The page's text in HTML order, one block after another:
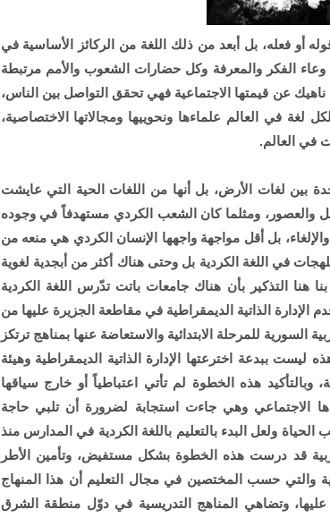
أو فعله، بل أبعد من ذلك اللغة من الركائز الأساسية في
الفكر والمعرفة وكل حضارات الشعوب والأمم مرتبطة
عن قيمتها الاجتماعية فهي تحقق التواصل بين الناس،
لغة في العالم علماءها ونحوييها ومجالاتها الاختصاصية،
في العالم.
بين لغات الأرض، بل أنها من اللغات الحية التي عايشت
والعصور، ومثلما كان الشعب الكردي مستهدفاً في وجوده
بل أقل مواجهة واجهها الإنسان الكردي هي منعه من
في اللغة الكردية بل وحتى هناك أكثر من أبجدية لغوية
هنا التذكير بأن هناك جامعات باتت تدّرس اللغة الكردية
الإدارة الذاتية الديمقراطية في مقاطعة الجزيرة عليها من
السورية للمرحلة الابتدائية والاستعاضة عنها بمناهج ترتكز
ليست ببدعة اخترعتها الإدارة الذاتية الديمقراطية وهيئة
وبالتأكيد هذه الخطوة لم تأتي اعتباطياً أو خارج سياقها
الاجتماعي وهي جاءت استجابة لضرورة أن تلبي حاجة
ولعل البدء بالتعليم باللغة الكردية في المدارس منذ
قد درست هذه الخطوة بشكل مستفيض، وتأمين الأطر
والتي حسب المختصين في مجال التعليم أن هذا المنهاج
وتضاهي المناهج التدريسية في دوّل منطقة الشرق